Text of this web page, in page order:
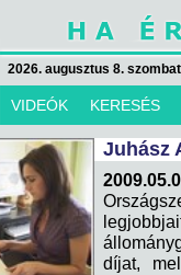
2026. augusztus 8.
VIDEÓK KERESÉS
Juhász
díjat,